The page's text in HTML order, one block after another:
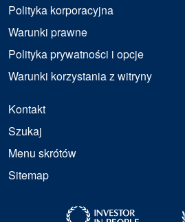
Polityka korporacyjna
Warunki prawne
Polityka prywatności i opcje
Warunki korzystania z witryny
Kontakt
Szukaj
Menu skrótów
Sitemap